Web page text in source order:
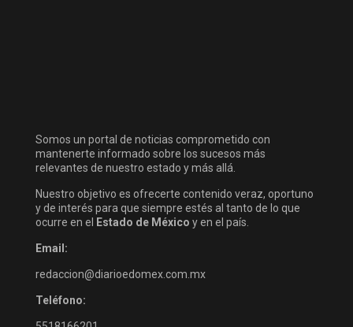
Somos un portal de noticias comprometido con
mantenerte informado sobre los sucesos más
relevantes de nuestro estado y más allá.
Nuestro objetivo es ofrecerte contenido veraz, oportuno
y de interés para que siempre estés al tanto de lo que
ocurre en el
Estado de México y en el país.
Email:
redaccion@diarioedomex.com.mx
Teléfono: